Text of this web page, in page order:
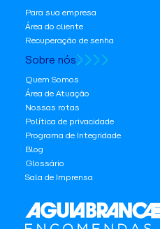
Para sua empresa
Área do cliente
Recuperação de senha
Sobre nós
Quem Somos
Área de Atuação
Nossas rotas
Política de privacidade
Programa de Integridade
Blog
Glossário
Sala de Imprensa